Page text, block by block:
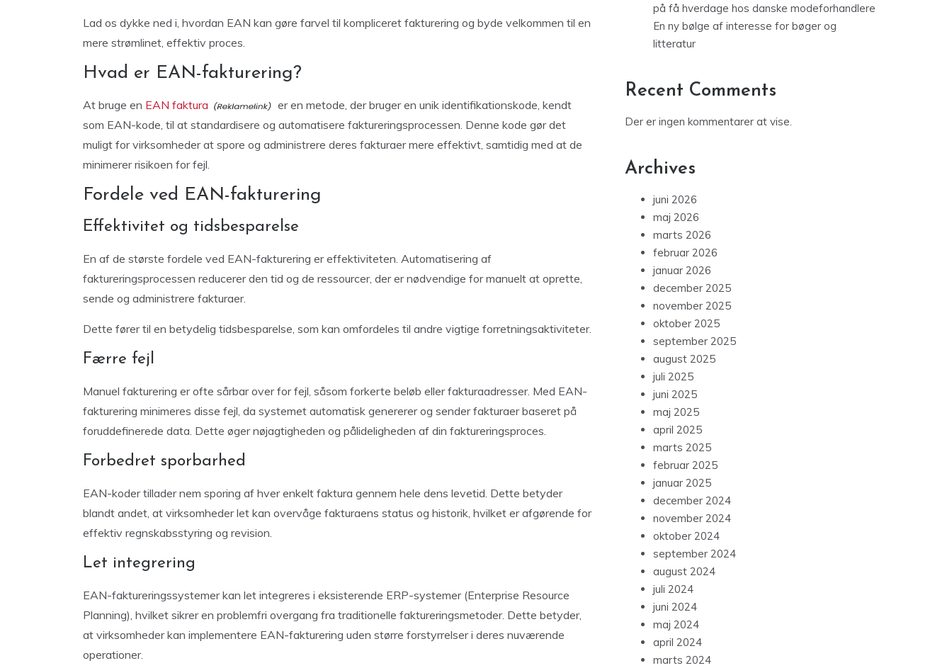
Lad os dykke ned i, hvordan EAN kan gøre farvel til kompliceret fakturering og byde velkommen til en
mere strømlinet, effektiv proces.
Hvad er EAN-fakturering?
At bruge en EAN faktura
er en metode, der bruger en unik identifikationskode, kendt
som EAN-kode, til at standardisere og automatisere faktureringsprocessen. Denne kode gør det
muligt for virksomheder at spore og administrere deres fakturaer mere effektivt, samtidig med at de
minimerer risikoen for fejl.
Fordele ved EAN-fakturering
Effektivitet og tidsbesparelse
En af de største fordele ved EAN-fakturering er effektiviteten. Automatisering af
faktureringsprocessen reducerer den tid og de ressourcer, der er nødvendige for manuelt at oprette,
sende og administrere fakturaer.
Dette fører til en betydelig tidsbesparelse, som kan omfordeles til andre vigtige forretningsaktiviteter.
Færre fejl
Manuel fakturering er ofte sårbar over for fejl, såsom forkerte beløb eller fakturaadresser. Med EAN-
fakturering minimeres disse fejl, da systemet automatisk genererer og sender fakturaer baseret på
foruddefinerede data. Dette øger nøjagtigheden og pålideligheden af din faktureringsproces.
Forbedret sporbarhed
EAN-koder tillader nem sporing af hver enkelt faktura gennem hele dens levetid. Dette betyder
blandt andet, at virksomheder let kan overvåge fakturaens status og historik, hvilket er afgørende for
effektiv regnskabsstyring og revision.
Let integrering
EAN-faktureringssystemer kan let integreres i eksisterende ERP-systemer (Enterprise Resource
Planning), hvilket sikrer en problemfri overgang fra traditionelle faktureringsmetoder. Dette betyder,
at virksomheder kan implementere EAN-fakturering uden større forstyrrelser i deres nuværende
operationer.
på få hverdage hos danske modeforhandlere
En ny bølge af interesse for bøger og
litteratur
Recent Comments
Der er ingen kommentarer at vise.
Archives
juni 2026
maj 2026
marts 2026
februar 2026
januar 2026
december 2025
november 2025
oktober 2025
september 2025
august 2025
juli 2025
juni 2025
maj 2025
april 2025
marts 2025
februar 2025
januar 2025
december 2024
november 2024
oktober 2024
september 2024
august 2024
juli 2024
juni 2024
maj 2024
april 2024
marts 2024